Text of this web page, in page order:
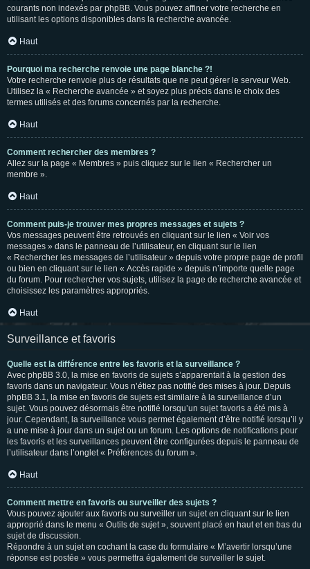
courants non indexés par phpBB. Vous pouvez affiner votre recherche en
utilisant les options disponibles dans la recherche avancée.
Haut
Pourquoi ma recherche renvoie une page blanche ?!
Votre recherche renvoie plus de résultats que ne peut gérer le serveur Web.
Utilisez la « Recherche avancée » et soyez plus précis dans le choix des
termes utilisés et des forums concernés par la recherche.
Haut
Comment rechercher des membres ?
Allez sur la page « Membres » puis cliquez sur le lien « Rechercher un
membre ».
Haut
Comment puis-je trouver mes propres messages et sujets ?
Vos messages peuvent être retrouvés en cliquant sur le lien « Voir vos
messages » dans le panneau de l’utilisateur, en cliquant sur le lien
« Rechercher les messages de l’utilisateur » depuis votre propre page de profil
ou bien en cliquant sur le lien « Accès rapide » depuis n’importe quelle page
du forum. Pour rechercher vos sujets, utilisez la page de recherche avancée et
choisissez les paramètres appropriés.
Haut
Surveillance et favoris
Quelle est la différence entre les favoris et la surveillance ?
Avec phpBB 3.0, la mise en favoris de sujets s’apparentait à la gestion des
favoris dans un navigateur. Vous n’étiez pas notifié des mises à jour. Depuis
phpBB 3.1, la mise en favoris de sujets est similaire à la surveillance d’un
sujet. Vous pouvez désormais être notifié lorsqu’un sujet favoris a été mis à
jour. Cependant, la surveillance vous permet également d’être notifié lorsqu’il y
a une mise à jour dans un sujet ou un forum. Les options de notifications pour
les favoris et les surveillances peuvent être configurées depuis le panneau de
l’utilisateur dans l’onglet « Préférences du forum ».
Haut
Comment mettre en favoris ou surveiller des sujets ?
Vous pouvez ajouter aux favoris ou surveiller un sujet en cliquant sur le lien
approprié dans le menu « Outils de sujet », souvent placé en haut et en bas du
sujet de discussion.
Répondre à un sujet en cochant la case du formulaire « M’avertir lorsqu’une
réponse est postée » vous permettra également de surveiller le sujet.